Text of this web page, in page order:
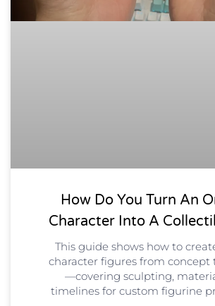
How Do You Turn An
Character Into A
This guide shows how to
character figures from concept
—covering sculpting,
timelines for custom figurine